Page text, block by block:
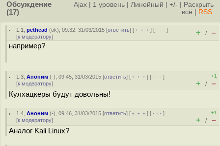
Обсуждение
(17)
Ajax 1 уровень Линейный +/-
Раскрыть
всё
RSS
1.1 ,pethead (ok), 09:32, 31/03/2015 [ответить] [ ﹢﹢﹢] [ · · ·]
[к модератору] + / –
например?
1.3 ,Аноним (-), 09:45, 31/03/2015 [ответить] [ ﹢﹢﹢] [ · · ·]
[к модератору]
+1
+ / –
Кулхацкеры будут довольны!
1.4 ,Аноним (-), 09:46, 31/03/2015 [ответить] [ ﹢﹢﹢] [ · · ·]
[к модератору]
+1
+ / –
Аналог Kali Linux?